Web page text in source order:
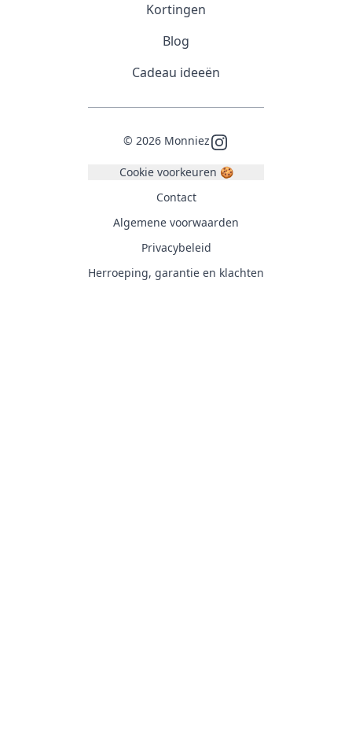
Kortingen
Blog
Cadeau ideeën
© 2026 MonniezInstagram
Cookie voorkeuren 🍪
Contact
Algemene voorwaarden
Privacybeleid
Herroeping, garantie en klachten